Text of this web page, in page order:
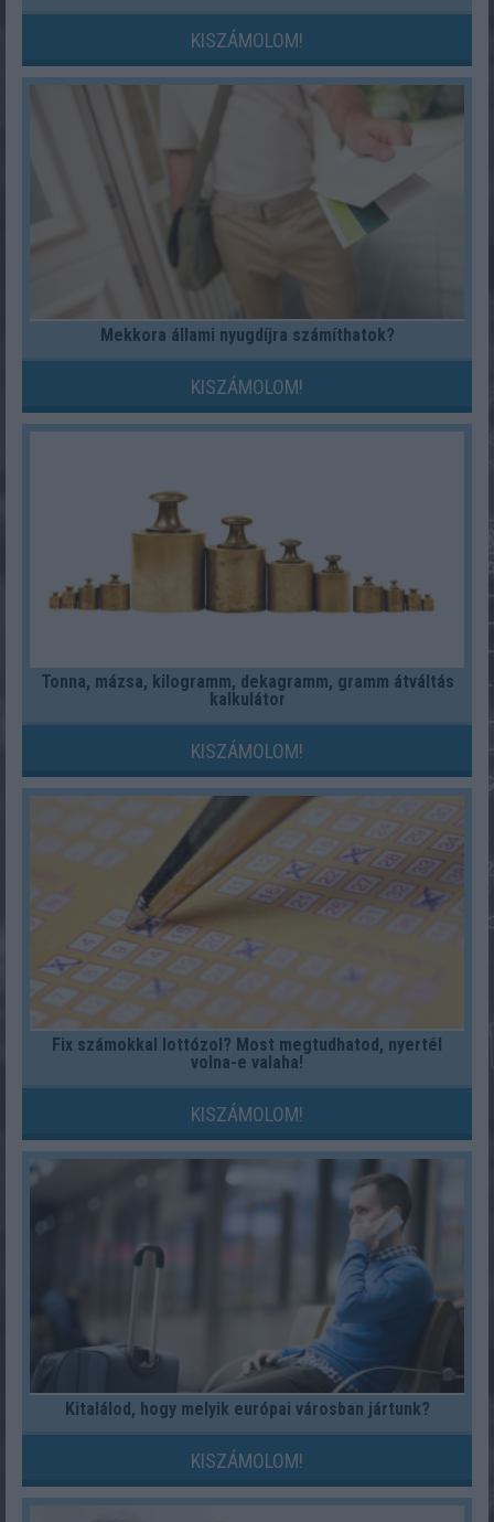
KISZÁMOLOM!
Mekkora állami nyugdíjra számíthatok?
KISZÁMOLOM!
Tonna, mázsa, kilogramm, dekagramm, gramm átváltás
kalkulátor
KISZÁMOLOM!
Fix számokkal lottózol? Most megtudhatod, nyertél
volna-e valaha!
KISZÁMOLOM!
Kitalálod, hogy melyik európai városban jártunk?
KISZÁMOLOM!